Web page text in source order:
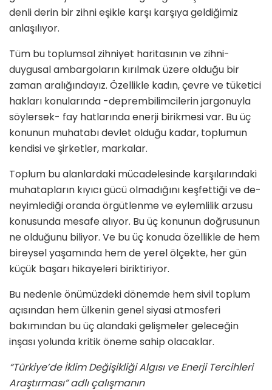
denli derin bir zihni eşikle karşı karşıya geldiğimiz
anlaşılıyor.
Tüm bu toplumsal zihniyet haritasının ve zihni-
duygu­sal ambargoların kırılmak üzere olduğu bir
zaman ara­lığındayız. Özellikle kadın, çevre ve tüketici
hakları ko­nularında -deprembilimcilerin jargonuyla
söylersek- fay hatlarında enerji birikmesi var. Bu üç
konunun muha­tabı devlet olduğu kadar, toplumun
kendisi ve şirketler, markalar.
Toplum bu alanlardaki mücadelesinde karşılarındaki
muhatapların kıyıcı gücü olmadığını keşfettiği ve de­
neyimlediği oranda örgütlenme ve eylemlilik arzusu
konusunda mesafe alıyor. Bu üç konunun doğrusunun
ne olduğunu biliyor. Ve bu üç konuda özellikle de hem
bireysel yaşamında hem de yerel ölçekte, her gün
küçük başarı hikayeleri biriktiriyor.
Bu nedenle önümüzdeki dönemde hem sivil toplum
açısından hem ülkenin genel siyasi atmosferi
bakımın­dan bu üç alandaki gelişmeler geleceğin
inşası yolunda kritik öneme sahip olacaklar.
“Türkiye’de İklim Değişikliği Algısı ve Enerji Tercihleri
Araştırması” adlı çalışmanın